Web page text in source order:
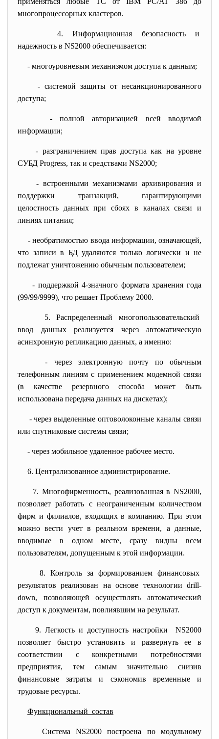
многопроцессорных кластеров.
4. Информационная безопасность и
надежность в NS2000 обеспечивается:
- многоуровневым механизмом доступа к данным;
- системой защиты от несанкционированного
доступа;
- полной авторизацией всей вводимой
информации;
- разграничением прав доступа как на уровне
СУБД Progress, так и средствами NS2000;
- встроенными механизмами архивирования и
поддержки транзакций, гарантирующими
целостность данных при сбоях в каналах связи и
линиях питания;
- необратимостью ввода информации, означающей,
что записи в БД удаляются только логически и не
подлежат уничтожению обычным пользователем;
- поддержкой 4-значного формата хранения года
(99/99/9999), что решает Проблему 2000.
5. Распределенныймногопользовательский
ввод данных реализуется через автоматическую
асинхронную репликацию данных, а именно:
- через электронную почту по обычным
телефонным линиям с применением модемной связи
(в качестве резервного способа может быть
использована передача данных на дискетах);
- через выделенные оптоволоконные каналы связи
или спутниковые системы связи;
- через мобильное удаленное рабочее место.
6. Централизованное администрирование.
7. Многофирменность, реализованная в NS2000,
позволяет работать с неограниченным количеством
фирм и филиалов, входящих в компанию. При этом
можно вести учет в реальном времени, а данные,
вводимые в одном месте, сразу видны всем
пользователям, допущенным к этой информации.
8. Контроль за формированием финансовых
результатов реализован наоснове технологии drill-
down, позволяющей осуществлять автоматический
доступ к документам, повлиявшим на результат.
9. Легкость и доступность настройки NS2000
позволяет быстро установить и развернуть ее в
соответствии с конкретными потребностями
предприятия, тем самым значительно снизив
финансовые затраты и сэкономив временные и
трудовые ресурсы.
Функциональный состав
Система NS2000 построена по модульному